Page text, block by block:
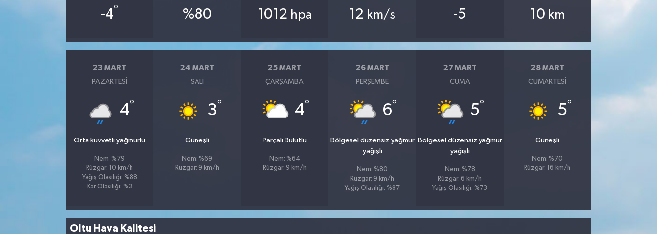
-4° %80 1012 hpa 12 km/s -5 10 km
23 MART
PAZARTESI
4°
Orta kuvvetli yağmurlu
Nem: %79
Rüzgar: 10 km/h
Yağış Olasılığı: %88
Kar Olasılığı: %3
24 MART
SALI
3°
Güneşli
Nem: %69
Rüzgar: 9 km/h
25 MART
ÇARŞAMBA
4°
Parçalı Bulutlu
Nem: %64
Rüzgar: 9 km/h
26 MART
PERŞEMBE
6°
Bölgesel düzensiz yağmur
yağışlı
Nem: %80
Rüzgar: 9 km/h
Yağış Olasılığı: %87
27 MART
CUMA
5°
Bölgesel düzensiz yağmur
yağışlı
Nem: %78
Rüzgar: 6 km/h
Yağış Olasılığı: %73
28 MART
CUMARTESI
5°
Güneşli
Nem: %70
Rüzgar: 16 km/h
Oltu Hava Kalitesi